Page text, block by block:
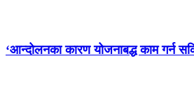
‘आन्दोलनका कारण योजनाबद्ध काम गर्न